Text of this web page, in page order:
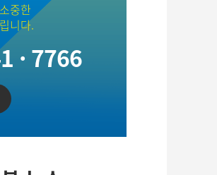
중한
니다.
· 7766